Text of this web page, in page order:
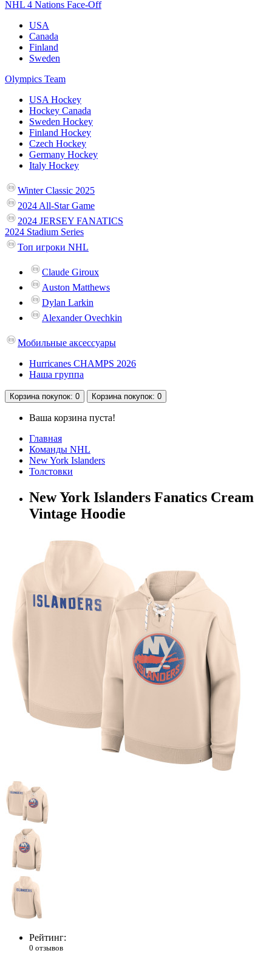
NHL 4 Nations Face-Off
USA
Canada
Finland
Sweden
Olympics Team
USA Hockey
Hockey Canada
Sweden Hockey
Finland Hockey
Czech Hockey
Germany Hockey
Italy Hockey
Winter Classic 2025
2024 All-Star Game
2024 JERSEY FANATICS
2024 Stadium Series
Топ игроки NHL
Claude Giroux
Auston Matthews
Dylan Larkin
Alexander Ovechkin
Мобильные аксессуары
Hurricanes CHAMPS 2026
Наша группа
Корзина покупок: 0 Корзина покупок: 0
Ваша корзина пуста!
Главная
Команды NHL
New York Islanders
Толстовки
New York Islanders Fanatics Cream
Vintage Hoodie
Рейтинг:
0 отзывов